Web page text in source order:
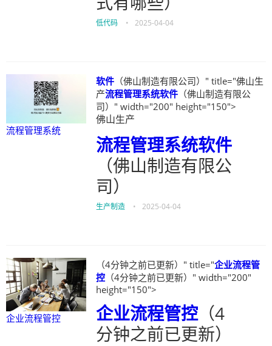
低代码 • 2025-04-04
流程管理系统
软件 （佛山制造有限公司）" title="佛山生
产流程管理系统软件 （佛山制造有限公
司）" width="200" height="150">
佛山生产
流程管理系统软件
（佛山制造有限公
司）
生产制造 • 2025-04-04
企业流程管控
（4分钟之前已更新）" title="企业流程管
控 （4分钟之前已更新）" width="200"
height="150">
企业流程管控（4
分钟之前已更新）